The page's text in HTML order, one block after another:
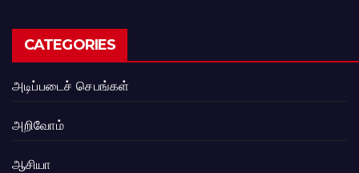
CATEGORIES
அடிப்படைச் செபங்கள்
அறிவோம்
ஆசியா